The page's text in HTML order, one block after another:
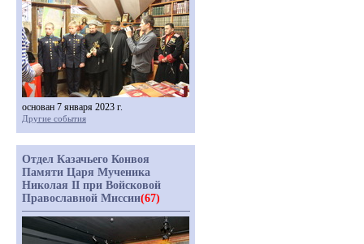
основан 7 января 2023 г.
Другие события
Отдел Казачьего Конвоя
Памяти Царя Мученика
Николая II при Войсковой
Православной Миссии(67)